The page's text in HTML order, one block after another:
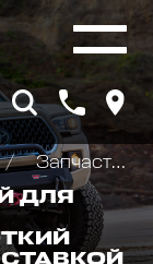
Запчасти и Аксессуары для лебедок
ДЛЯ